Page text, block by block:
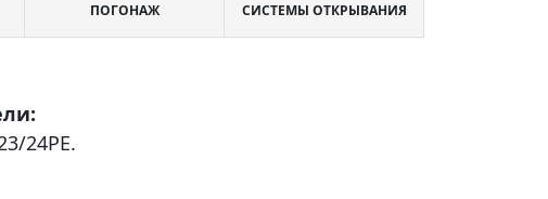
ПОГОНАЖ СИСТЕМЫ ОТКРЫВАНИЯ
24PE.